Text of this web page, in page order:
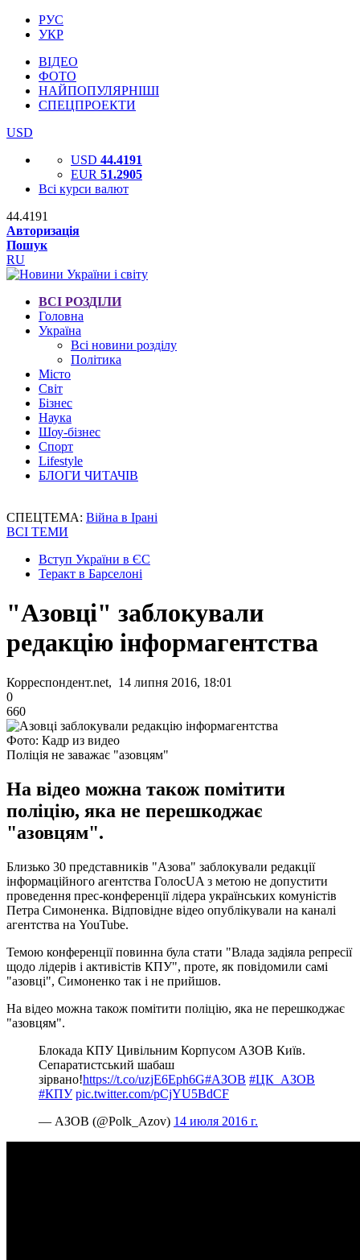
РУС
УКР
ВІДЕО
ФОТО
НАЙПОПУЛЯРНІШІ
СПЕЦПРОЕКТИ
USD
USD 44.4191
EUR 51.2905
Всі курси валют
44.4191
Авторизація
Пошук
RU
ВСІ РОЗДІЛИ
Головна
Україна
Всі новини розділу
Політика
Місто
Світ
Бізнес
Наука
Шоу-бізнес
Спорт
Lifestyle
БЛОГИ ЧИТАЧІВ
СПЕЦТЕМА: Війна в Ірані
ВСІ ТЕМИ
Вступ України в ЄС
Теракт в Барселоні
"Азовці" заблокували
редакцію інформагентства
Корреспондент.net, 14 липня 2016, 18:01
0
660
Фото: Кадр из видео
Поліція не заважає "азовцям"
На відео можна також помітити
поліцію, яка не перешкоджає
"азовцям".
Близько 30 представників "Азова" заблокували редакції
інформаційного агентства ГолосUA з метою не допустити
проведення прес-конференції лідера українських комуністів
Петра Симоненка. Відповідне відео опублікували на каналі
агентства на YouTube.
Темою конференції повинна була стати "Влада задіяла репресії
щодо лідерів і активістів КПУ", проте, як повідомили самі
"азовці", Симоненко так і не прийшов.
На відео можна також помітити поліцію, яка не перешкоджає
"азовцям".
Блокада КПУ Цивільним Корпусом АЗОВ Київ.
Сепаратистський шабаш
зірвано!https://t.co/uzjE6Eph6G#АЗОВ #ЦК_АЗОВ
#КПУ pic.twitter.com/pCjYU5BdCF
— АЗОВ (@Polk_Azov) 14 июля 2016 г.